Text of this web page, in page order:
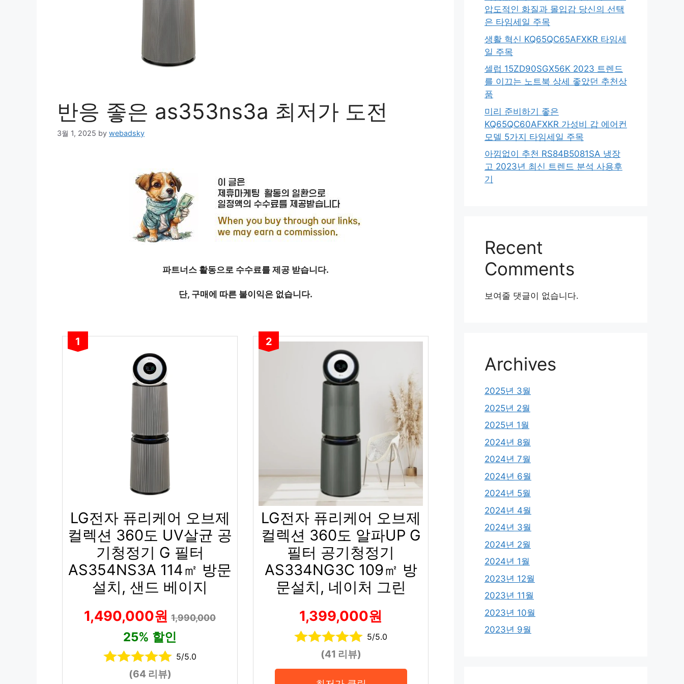
반응 좋은 as353ns3a 최저가 도전
3월 1, 2025 by webadsky
파트너스 활동으로 수수료를 제공 받습니다.
단, 구매에 따른 불이익은 없습니다.
1
LG전자 퓨리케어 오브제
컬렉션 360도 UV살균 공
기청정기 G 필터
AS354NS3A 114㎡ 방문
설치, 샌드 베이지
1,490,000원 1,990,000
25% 할인
5/5.0
(64 리뷰)
2
LG전자 퓨리케어 오브제
컬렉션 360도 알파UP G
필터 공기청정기
AS334NG3C 109㎡ 방
문설치, 네이처 그린
1,399,000원
5/5.0
(41 리뷰)
압도적인 화질과 몰입감 당신의 선택
은 타임세일 주목
생활 혁신 KQ65QC65AFXKR 타임세
일 주목
셀럽 15ZD90SGX56K 2023 트렌드
를 이끄는 노트북 상세 좋았던 추천상
품
미리 준비하기 좋은
KQ65QC60AFXKR 가성비 갑 에어컨
모델 5가지 타임세일 주목
아낌없이 추천 RS84B5081SA 냉장
고 2023년 최신 트렌드 분석 사용후
기
Recent
Comments
보여줄 댓글이 없습니다.
Archives
2025년 3월
2025년 2월
2025년 1월
2024년 8월
2024년 7월
2024년 6월
2024년 5월
2024년 4월
2024년 3월
2024년 2월
2024년 1월
2023년 12월
2023년 11월
2023년 10월
2023년 9월